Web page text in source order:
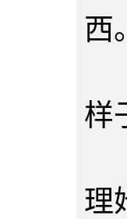
西。
样
理